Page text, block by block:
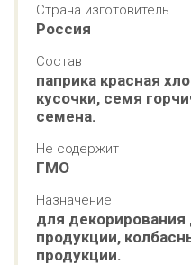
Страна изготовитель
Россия
Состав
паприка красная
кусочки, семя
семена.
Не содержит
ГМО
Назначение
для
продукции,
продукции.